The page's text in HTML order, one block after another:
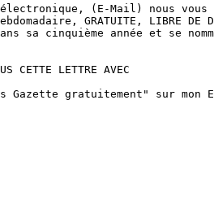
électronique, (E-Mail) nous vous
GRATUITE, LIBRE DE
cinquième année et se nomme
CETTE LETTRE AVEC
Gazette gratuitement" sur mon